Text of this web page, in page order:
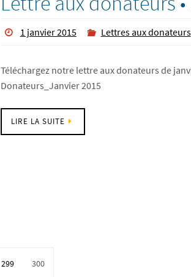
1 janvier 2015 Lettres aux donateurs
Téléchargez notre lettre aux donateurs de
Donateurs_Janvier 2015
LIRE LA SUITE
299 300